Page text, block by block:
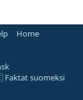
Home
suomeksi